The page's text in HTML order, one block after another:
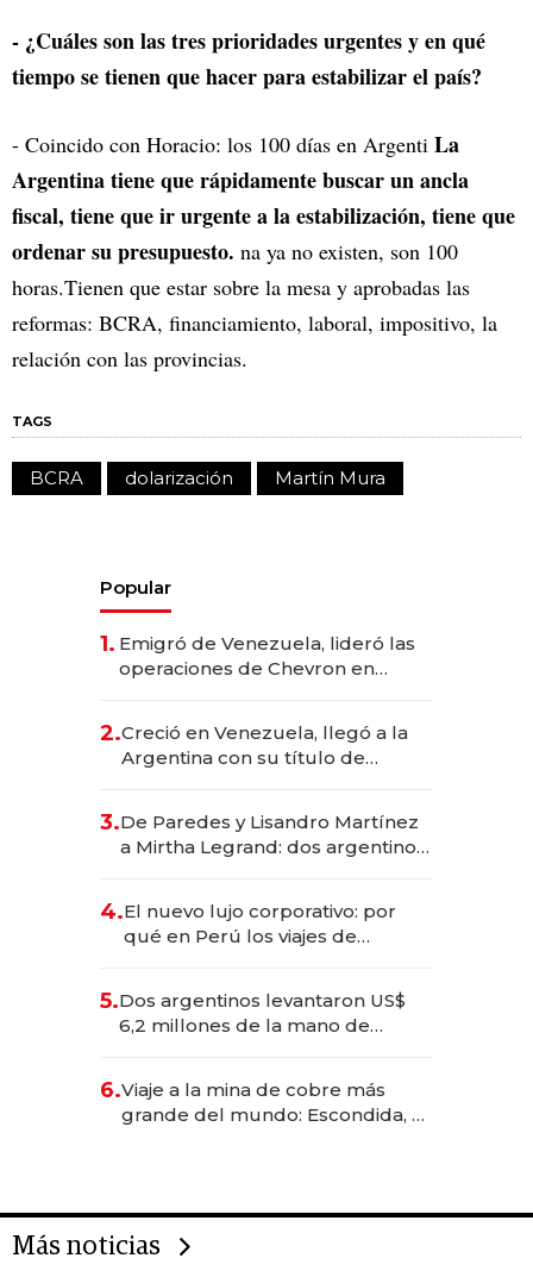
- ¿Cuáles son las tres prioridades urgentes y en qué
tiempo se tienen que hacer para estabilizar el país?
- Coincido con Horacio: los 100 días en Argenti La
Argentina tiene que rápidamente buscar un ancla
fiscal, tiene que ir urgente a la estabilización, tiene que
ordenar su presupuesto. na ya no existen, son 100
horas.Tienen que estar sobre la mesa y aprobadas las
reformas: BCRA, financiamiento, laboral, impositivo, la
relación con las provincias.
TAGS
BCRA dolarización Martín Mura
Popular
1. Emigró de Venezuela, lideró las
operaciones de Chevron en
2.Creció en Venezuela, llegó a la
Argentina con su título de
las marcas "fast premium"
3.De Paredes y Lisandro Martínez
a Mirtha Legrand: dos argentinos
4.El nuevo lujo corporativo: por
qué en Perú los viajes de
transformadoras
5.Dos argentinos levantaron US$
6,2 millones de la mano de
6.Viaje a la mina de cobre más
grande del mundo: Escondida, el
Más noticias